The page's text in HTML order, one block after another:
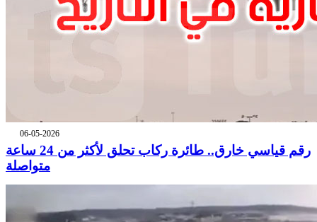
06-05-2026
رقم قياسي خارق.. طائرة ركاب تحلق لأكثر من 24 ساعة
متواصلة